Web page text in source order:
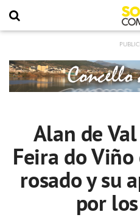
Alan de
Feira do
rosado y su
por